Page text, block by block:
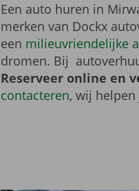
Een auto huren in
merken van Dockx
een milieuvriendelijke
dromen. Bij
Reserveer online en
contacteren, wij helpen